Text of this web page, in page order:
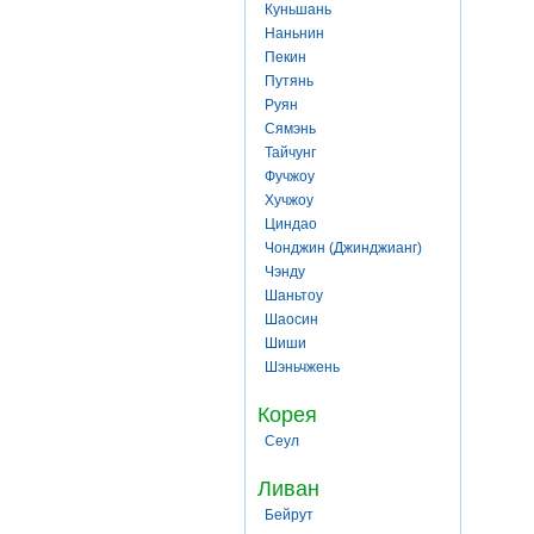
Куньшань
Наньнин
Пекин
Путянь
Руян
Сямэнь
Тайчунг
Фучжоу
Хучжоу
Циндао
Чонджин (Джинджианг)
Чэнду
Шаньтоу
Шаосин
Шиши
Шэньчжень
Корея
Сеул
Ливан
Бейрут